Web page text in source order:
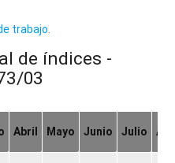
trabajo.
de índices -
03
Abril Mayo Junio Julio